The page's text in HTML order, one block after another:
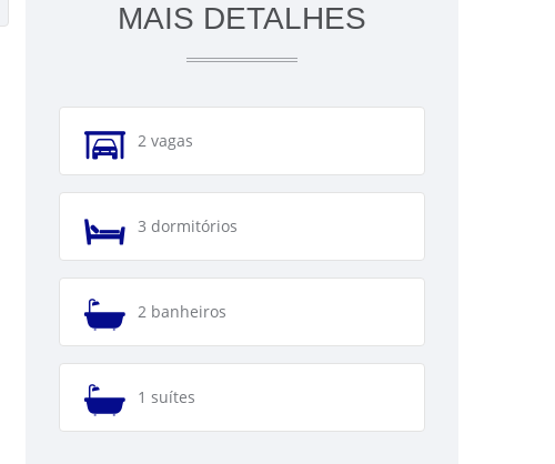
MAIS DETALHES
2 vagas
3 dormitórios
2 banheiros
1 suítes